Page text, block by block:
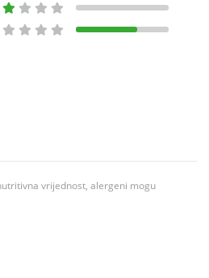
vrijednost, alergeni mogu